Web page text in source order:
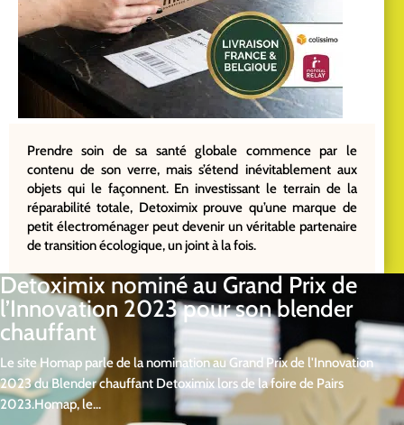
Prendre soin de sa santé globale commence par le
contenu de son verre, mais s’étend inévitablement aux
objets qui le façonnent. En investissant le terrain de la
réparabilité totale, Detoximix prouve qu’une marque de
petit électroménager peut devenir un véritable partenaire
de transition écologique, un joint à la fois.
Detoximix nominé au Grand Prix de
l’Innovation 2023 pour son blender
chauffant
Le site Homap parle de la nomination au Grand Prix de l'Innovation
2023 du Blender chauffant Detoximix lors de la foire de Pairs
2023.Homap, le...